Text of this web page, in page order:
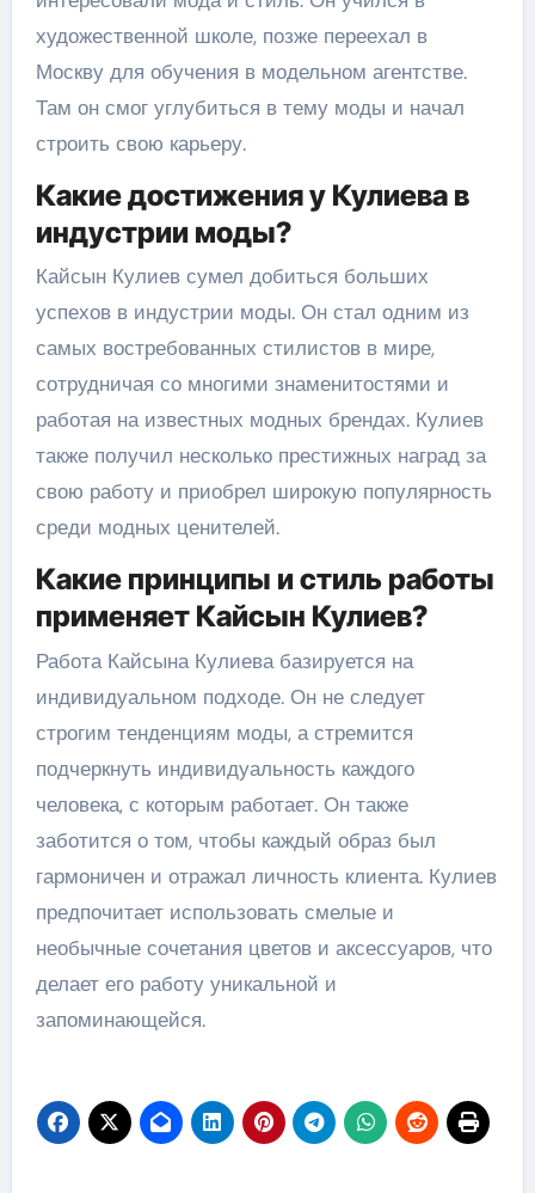
художественной школе, позже переехал в
Москву для обучения в модельном агентстве.
Там он смог углубиться в тему моды и начал
строить свою карьеру.
Какие достижения у Кулиева в
индустрии моды?
Кайсын Кулиев сумел добиться больших
успехов в индустрии моды. Он стал одним из
самых востребованных стилистов в мире,
сотрудничая со многими знаменитостями и
работая на известных модных брендах. Кулиев
также получил несколько престижных наград за
свою работу и приобрел широкую популярность
среди модных ценителей.
Какие принципы и стиль работы
применяет Кайсын Кулиев?
Работа Кайсына Кулиева базируется на
индивидуальном подходе. Он не следует
строгим тенденциям моды, а стремится
подчеркнуть индивидуальность каждого
человека, с которым работает. Он также
заботится о том, чтобы каждый образ был
гармоничен и отражал личность клиента. Кулиев
предпочитает использовать смелые и
необычные сочетания цветов и аксессуаров, что
делает его работу уникальной и
запоминающейся.